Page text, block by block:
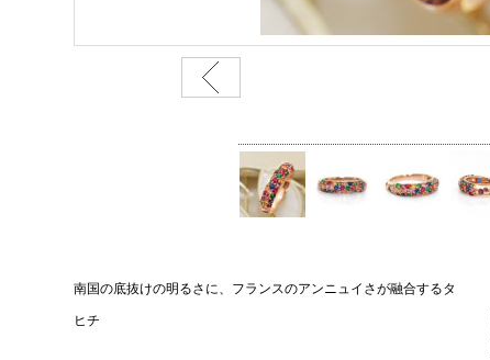
南国の底抜けの明るさに、フランスのアンニュイさが融合するタ
ヒチ